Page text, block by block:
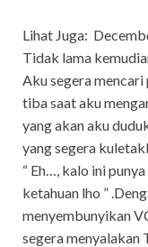
Lihat Juga:
Tidak lama
Aku segera
tiba saat aku
yang akan aku
yang segera
“ Eh…, kalo ini
ketahuan lho ”
menyembunyikan
segera menyalakan